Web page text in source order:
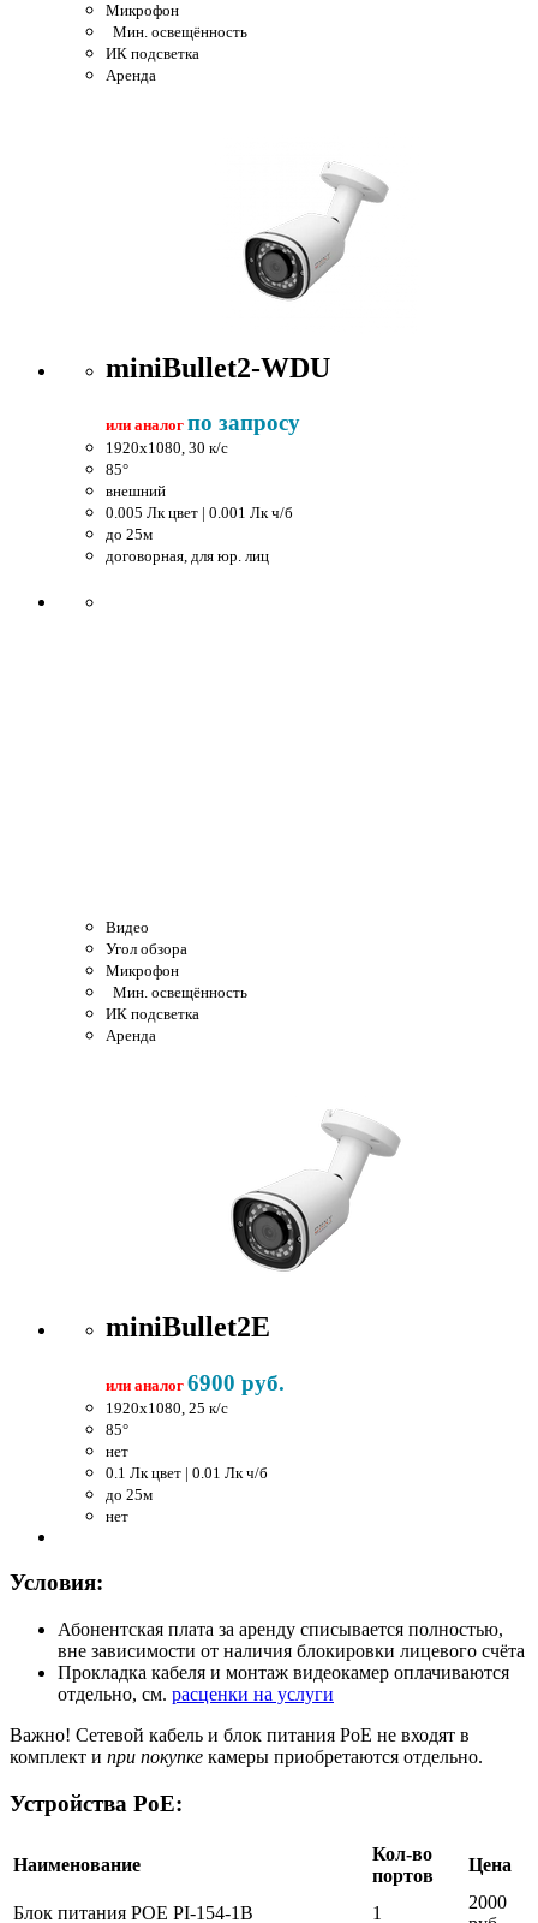
Микрофон
Мин. освещённость
ИК подсветка
Аренда
miniBullet2-WDU
или аналог по запросу
1920x1080, 30 к/c
85°
внешний
0.005 Лк цвет | 0.001 Лк ч/б
до 25м
договорная, для юр. лиц
Видео
Угол обзора
Микрофон
Мин. освещённость
ИК подсветка
Аренда
miniBullet2E
или аналог 6900 руб.
1920x1080, 25 к/c
85°
нет
0.1 Лк цвет | 0.01 Лк ч/б
до 25м
нет
Условия:
Абонентская плата за аренду списывается полностью,
вне зависимости от наличия блокировки лицевого счёта
Прокладка кабеля и монтаж видеокамер оплачиваются
отдельно, см. расценки на услуги
Важно! Сетевой кабель и блок питания PoE не входят в
комплект и при покупке камеры приобретаются отдельно.
Устройства PoE:
Наименование
Кол-во
портов
Цена
Блок питания POE PI-154-1B 1
2000